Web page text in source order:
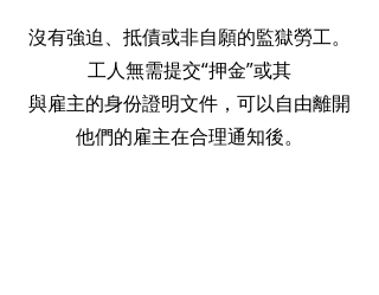
沒有強迫、抵債或非自願的監獄勞工。
工人無需提交“押金”或其
與雇主的身份證明文件，可以自由離開
他們的雇主在合理通知後。